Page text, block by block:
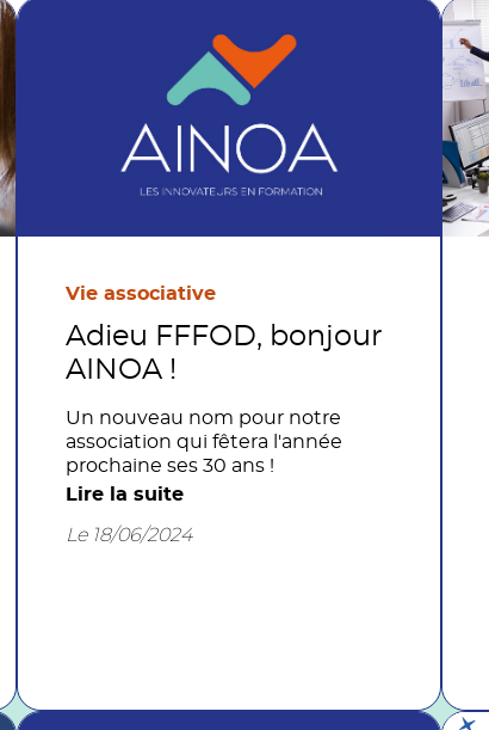
Vie associative
Adieu FFFOD, bonjour
AINOA !
Un nouveau nom pour notre
association qui fêtera l'année
prochaine ses 30 ans !
Lire la suite
Le 18/06/2024